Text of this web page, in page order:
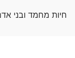
חיות מחמד ובני